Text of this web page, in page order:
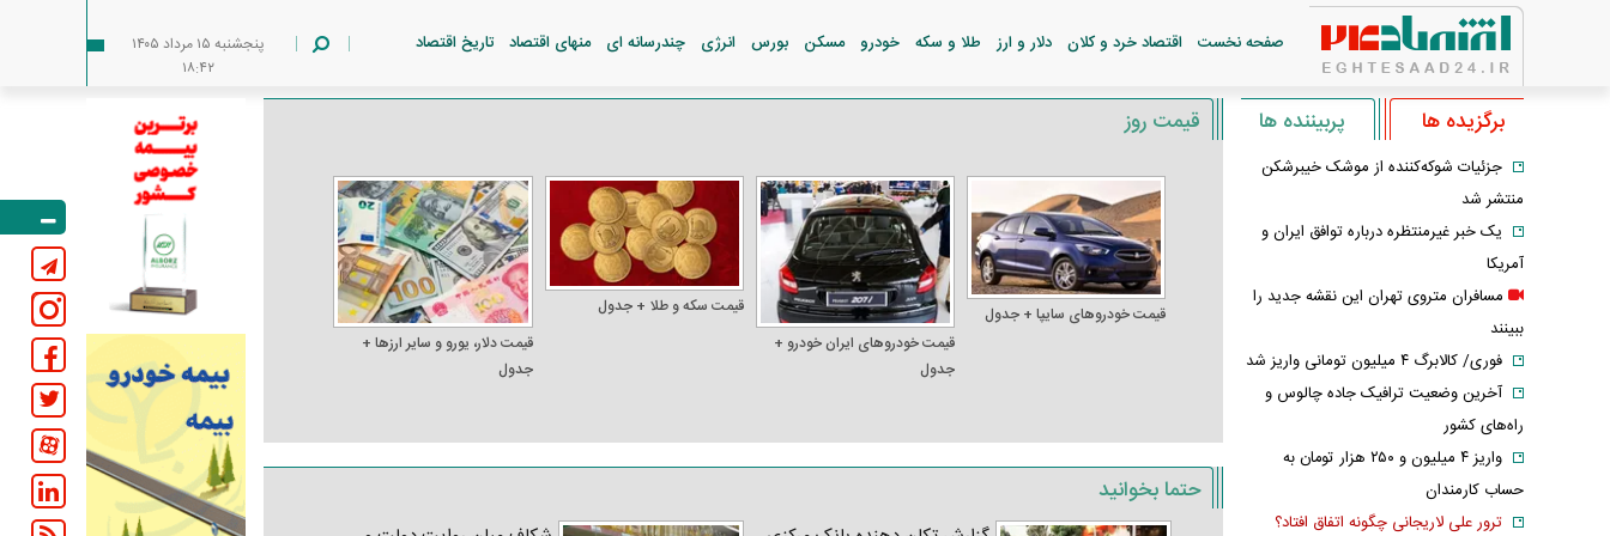
صفحه نخست اقتصاد خرد و کلان دلار و ارز طلا و سکه خودرو مسکن بورس انرژی چندرسانه ای منهای اقتصاد تاریخ اقتصاد
پنجشنبه ۱۵ مرداد ۱۴۰۵
۱۸:۴۲
قیمت روز
قیمت خودرو‌های سایپا + جدول
قیمت خودرو‌های ایران خودرو +
جدول
قیمت سکه و طلا + جدول
قیمت دلار، یورو و سایر ارز‌ها +
جدول
حتما بخوانید
برگزیده ها پربیننده ها
جزئیات شوکه‌کننده از موشک خیبرشکن
منتشر شد
یک خبر غیرمنتظره درباره توافق ایران و
آمریکا
مسافران متروی تهران این نقشه جدید را
ببینند
فوری/ کالابرگ ۴ میلیون تومانی واریز شد
آخرین وضعیت ترافیک جاده چالوس و
راه‌های کشور
واریز ۴ میلیون و ۲۵۰ هزار تومان به
حساب کارمندان
ترور علی لاریجانی چگونه اتفاق افتاد؟